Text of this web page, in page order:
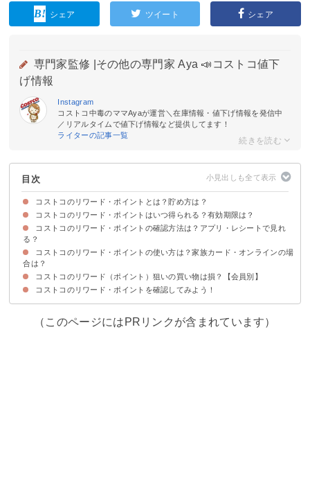
シェア ツイート シェア
専門家監修 | その他の専門家 Aya 📣コストコ値下
げ情報
Instagram
コストコ中毒のママAyaが運営＼在庫情報・値下げ情報を発信中
／リアルタイムで値下げ情報など提供してます！
ライターの記事一覧
目次
コストコのリワード・ポイントとは？貯め方は？
コストコのグローバル/エグゼクティブ会員カードで買い物した時に得られる
ポイント
コストコのリワード・ポイントの還元率
コストコのリワード・ポイントはいつ得られる？有効期限は？
コストコのリワード・ポイントは毎年2月に貰える
コストコのリワード・ポイントの有効期限は約1年
コストコのリワード・ポイントの確認方法は？アプリ・レシートで見れ
る？
①グローバルカードは公式のホームページで確認可能
②エグゼクティブ会員カードはアプリで確認できる
③レシートは当日に獲得したポイントしか確認できない
コストコのリワード・ポイントの使い方は？家族カード・オンラインの場
合は？
コストコの会計時にリワード（ポイント）利用の旨を伝えるだけ
ただしコストコ家族カードやオンラインの買い物では使えない
コストコのリワード（ポイント）狙いの買い物は損？【会員別】
①コストコの一般会員
②コストコのエグゼクティブ会員
コストコのリワード・ポイントを確認してみよう！
（このページにはPRリンクが含まれています）